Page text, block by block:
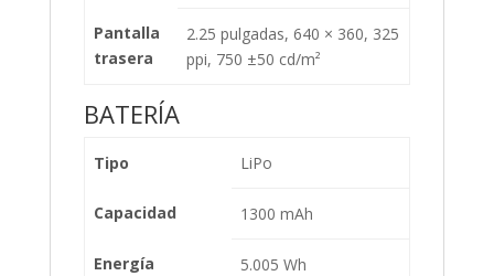
Pantalla
trasera
2.25 pulgadas, 640 × 360, 325
ppi, 750 ±50 cd/m²
BATERÍA
Tipo LiPo
Capacidad 1300 mAh
Energía 5.005 Wh